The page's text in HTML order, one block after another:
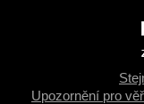
Upozornění pro